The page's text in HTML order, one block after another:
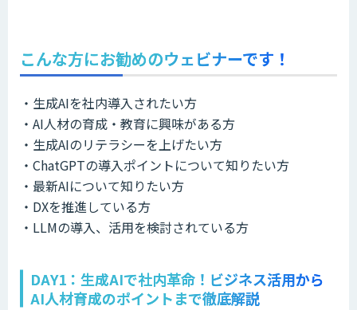
こんな方にお勧めのウェビナーです！
・生成AIを社内導入されたい方
・AI人材の育成・教育に興味がある方
・生成AIのリテラシーを上げたい方
・ChatGPTの導入ポイントについて知りたい方
・最新AIについて知りたい方
・DXを推進している方
・LLMの導入、活用を検討されている方
DAY1：生成AIで社内革命！ビジネス活用から
AI人材育成のポイントまで徹底解説